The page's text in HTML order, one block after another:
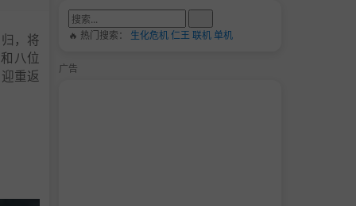
，将
八位
重返
🔥 热门搜索： 生化危机仁王 联机单机
广告